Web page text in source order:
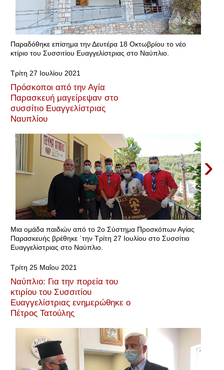
Παραδόθηκε επίσημα την Δευτέρα 18 Οκτωβρίου το νέο
κτίριο του Συσσιτίου Ευαγγελίστριας στο Ναύπλιο.
Τρίτη 27 Ιουλίου 2021
Πρόσκοποι από την Αγία
Παρασκευή μαγείρεψαν στο
συσσίτιο Ευαγγελίστριας
Ναυπλίου
›
Μια ομάδα παιδιών από το 2ο Σύστημα Προσκόπων Αγίας
Παρασκευής βρέθηκε ΄την Τρίτη 27 Ιουλίου στο Συσσίτιο
Ευαγγελίστριας στο Ναύπλιο.
Τρίτη 25 Μαΐου 2021
Ναύπλιο: Για την πορεία του
κτιρίου του Συσσιτίου
Ευαγγελίστριας ενημερώθηκε ο
Πέτρος Τατούλης